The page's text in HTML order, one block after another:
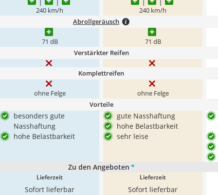
240 km/h 240 km/h
Abrollgeräusch
71 dB 71 dB
Verstärkter Reifen
Komplettreifen
ohne Felge ohne Felge
Vorteile
besonders gute
Nasshaftung
hohe Belastbarkeit
gute Nasshaftung
hohe Belastbarkeit
sehr leise
Zu den Angeboten *
Lieferzeit
Sofort lieferbar
Lieferzeit
Sofort lieferbar